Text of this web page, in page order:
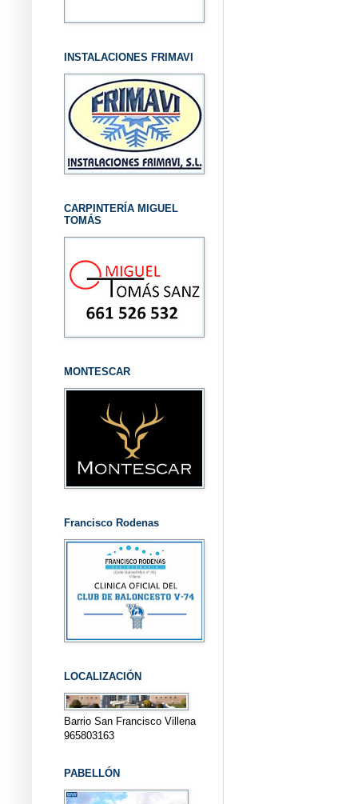
INSTALACIONES FRIMAVI
CARPINTERÍA MIGUEL
TOMÁS
MONTESCAR
Francisco Rodenas
LOCALIZACIÓN
Barrio San Francisco Villena
965803163
PABELLÓN